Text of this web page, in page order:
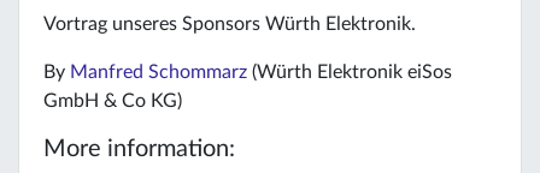
Vortrag unseres Sponsors Würth Elektronik.
By Manfred Schommarz (Würth Elektronik eiSos
GmbH & Co KG)
More information: